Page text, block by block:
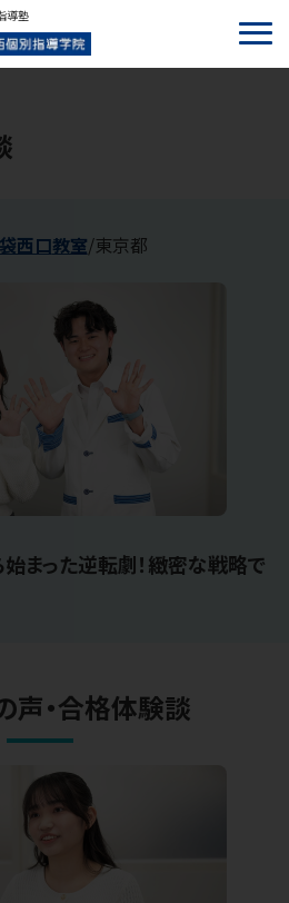
導塾
西口教室/東京都
始まった逆転劇！緻密な戦略で
声・合格体験談